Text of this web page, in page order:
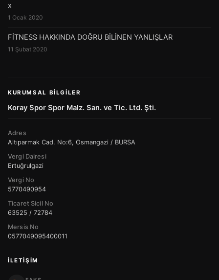
x
1 Ocak 2020
FİTNESS HAKKINDA DOĞRU BİLİNEN YANLIŞLAR
11 Şubat 2020
KURUMSAL BILGILER
Koray Spor Spor Malz. San. ve Tic. Ltd. Şti.
Adres
Altıparmak Cad. No:6, Osmangazi / BURSA
Vergi Dairesi
Ertuğrulgazi
Vergi No
5770490954
Ticaret Sicil No
63525 / 72784
Mersis No
0577049095400011
İLETIŞIM